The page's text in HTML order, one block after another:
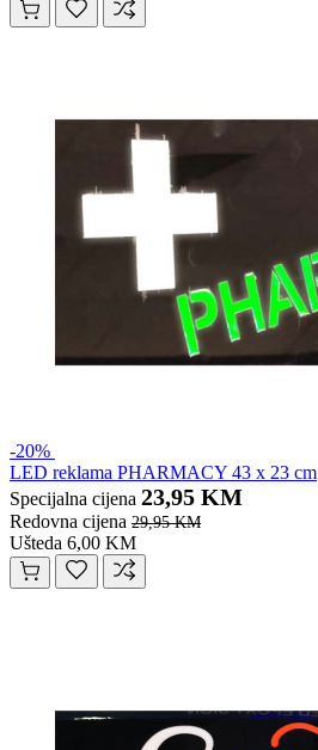
-20%
LED reklama PHARMACY 43 x 23 cm
Specijalna cijena 23,95 KM
Redovna cijena 29,95 KM
Ušteda 6,00 KM